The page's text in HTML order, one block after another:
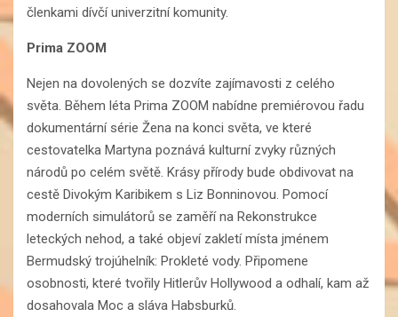
členkami dívčí univerzitní komunity.
Prima ZOOM
Nejen na dovolených se dozvíte zajímavosti z celého
světa. Během léta Prima ZOOM nabídne premiérovou řadu
dokumentární série Žena na konci světa, ve které
cestovatelka Martyna poznává kulturní zvyky různých
národů po celém světě. Krásy přírody bude obdivovat na
cestě Divokým Karibikem s Liz Bonninovou. Pomocí
moderních simulátorů se zaměří na Rekonstrukce
leteckých nehod, a také objeví zakletí místa jménem
Bermudský trojúhelník: Prokleté vody. Připomene
osobnosti, které tvořily Hitlerův Hollywood a odhalí, kam až
dosahovala Moc a sláva Habsburků.